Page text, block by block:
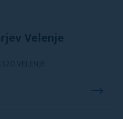
Velenje